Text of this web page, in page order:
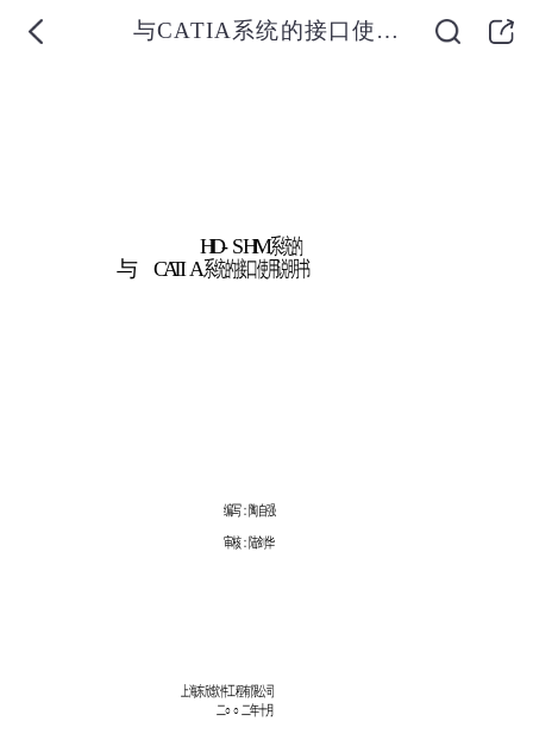
与CATIA系统的接口使用说明书